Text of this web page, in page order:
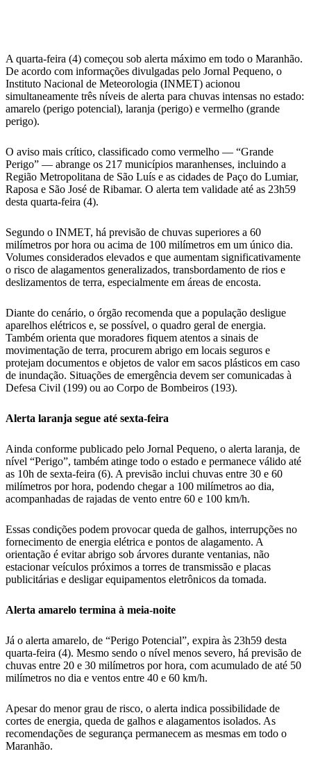
A quarta-feira (4) começou sob alerta máximo em todo o Maranhão.
De acordo com informações divulgadas pelo Jornal Pequeno, o
Instituto Nacional de Meteorologia (INMET) acionou
simultaneamente três níveis de alerta para chuvas intensas no estado:
amarelo (perigo potencial), laranja (perigo) e vermelho (grande
perigo).
O aviso mais crítico, classificado como vermelho — “Grande
Perigo” — abrange os 217 municípios maranhenses, incluindo a
Região Metropolitana de São Luís e as cidades de Paço do Lumiar,
Raposa e São José de Ribamar. O alerta tem validade até as 23h59
desta quarta-feira (4).
Segundo o INMET, há previsão de chuvas superiores a 60
milímetros por hora ou acima de 100 milímetros em um único dia.
Volumes considerados elevados e que aumentam significativamente
o risco de alagamentos generalizados, transbordamento de rios e
deslizamentos de terra, especialmente em áreas de encosta.
Diante do cenário, o órgão recomenda que a população desligue
aparelhos elétricos e, se possível, o quadro geral de energia.
Também orienta que moradores fiquem atentos a sinais de
movimentação de terra, procurem abrigo em locais seguros e
protejam documentos e objetos de valor em sacos plásticos em caso
de inundação. Situações de emergência devem ser comunicadas à
Defesa Civil (199) ou ao Corpo de Bombeiros (193).
Alerta laranja segue até sexta-feira
Ainda conforme publicado pelo Jornal Pequeno, o alerta laranja, de
nível “Perigo”, também atinge todo o estado e permanece válido até
as 10h de sexta-feira (6). A previsão inclui chuvas entre 30 e 60
milímetros por hora, podendo chegar a 100 milímetros ao dia,
acompanhadas de rajadas de vento entre 60 e 100 km/h.
Essas condições podem provocar queda de galhos, interrupções no
fornecimento de energia elétrica e pontos de alagamento. A
orientação é evitar abrigo sob árvores durante ventanias, não
estacionar veículos próximos a torres de transmissão e placas
publicitárias e desligar equipamentos eletrônicos da tomada.
Alerta amarelo termina à meia-noite
Já o alerta amarelo, de “Perigo Potencial”, expira às 23h59 desta
quarta-feira (4). Mesmo sendo o nível menos severo, há previsão de
chuvas entre 20 e 30 milímetros por hora, com acumulado de até 50
milímetros no dia e ventos entre 40 e 60 km/h.
Apesar do menor grau de risco, o alerta indica possibilidade de
cortes de energia, queda de galhos e alagamentos isolados. As
recomendações de segurança permanecem as mesmas em todo o
Maranhão.